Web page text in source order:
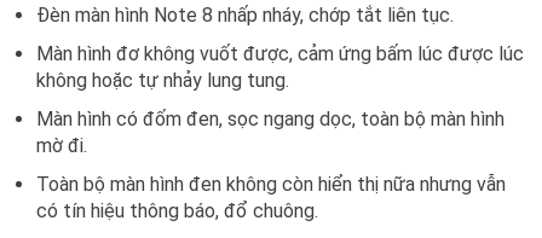
Đèn màn hình Note 8 nhấp nháy, chớp tắt liên tục.
Màn hình đơ không vuốt được, cảm ứng bấm lúc được lúc
không hoặc tự nhảy lung tung.
Màn hình có đốm đen, sọc ngang dọc, toàn bộ màn hình
mờ đi.
Toàn bộ màn hình đen không còn hiển thị nữa nhưng vẫn
có tín hiệu thông báo, đổ chuông.